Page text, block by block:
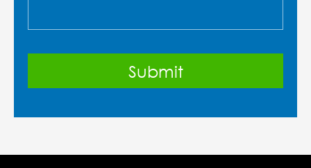
YHR
Tanks